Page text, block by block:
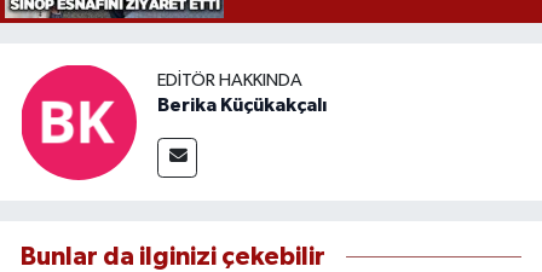
EDITÖR HAKKINDA
Berika Küçükakçalı
Bunlar da ilginizi çekebilir